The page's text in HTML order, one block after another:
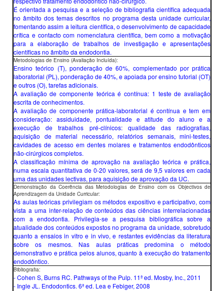
É orientada a pesquisa e a seleção de bibliografia científica adequada
no âmbito dos temas descritos no programa desta unidade curricular,
fomentando assim a leitura científica, o desenvolvimento de capacidade
crítica e contacto com nomenclatura científica, bem como a motivação
para a elaboração de trabalhos de investigação e apresentações
científicas no âmbito da endodontia.
Metodologias de Ensino (Avaliação Incluída):
Ensino teórico (T), ponderação de 60%, complementado por prática
laboratorial (PL), ponderação de 40%, e apoiada por ensino tutorial (OT)
e outros (O), tarefas adicionais.
A avaliação de componente teórica é contínua: 1 teste de avaliação
escrita de conhecimentos.
A avaliação de componente prática-laboratorial é contínua e tem em
consideração: assiduidade, pontualidade e atitude do aluno e a
execução de trabalhos pré-clínicos: qualidade das radiografias,
aquisição de material necessário, relatórios semanais, mini-testes,
cavidades de acesso em dentes molares e tratamentos endodônticos
não-cirúrgicos completos.
A classificação mínima de aprovação na avaliação teórica e prática,
numa escala quantitativa de 0-20 valores, será de 9,5 valores em cada
uma das unidades lectivas, para aquisição de aprovação da UC.
Demonstração da Coerência das Metodologias de Ensino com os Objectivos de
Aprendizagem da Unidade Curricular:
As aulas teóricas privilegiam os métodos expositivo e participativo, com
vista a uma inter-relação de conteúdos das ciências interrelacionadas
com a endodontia. Privilegia-se a pesquisa bibliográfica sobre a
atualidade dos conteúdos expostos no programa da unidade, sobretudo
quanto a ensaios in vitro e in vivo, e restantes evidências da literatura
sobre os mesmos. Nas aulas práticas predomina o método
demonstrativo e prática pelos alunos, quanto à execução do tratamento
endodôntico.
Bibliografia:
- Cohen S, Burns RC. Pathways of the Pulp. 11ª ed. Mosby, Inc., 2011
- Ingle JL. Endodontics. 6ª ed. Lea e Febiger, 2008